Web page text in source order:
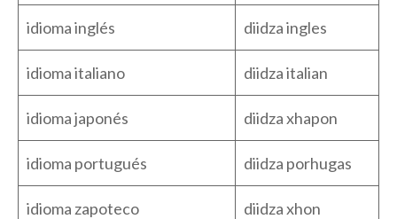
idioma inglés diidza ingles
idioma italiano diidza italian
idioma japonés diidza xhapon
idioma portugués diidza porhugas
idioma zapoteco diidza xhon